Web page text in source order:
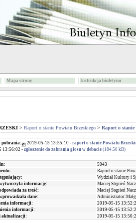
Mapa strony Instrukcja biuletynu
> Raport o stanie Powiatu Brzeskiego > Raport o stanie
pobrania: 2019-05-15 13:55:10 - raport o stanie Powiatu
13:56:02 - zgłoszenie do zabrania głosu w debacie (184.50 kB)
5043
Raport o stanie
Wydział Kultury i
informację:
Maciej Stępień
za treść:
Maciej Stępień
dane:
informacji:
2019-05-15
informacji:
2019-05-15
aktualizacji:
2019-05-15